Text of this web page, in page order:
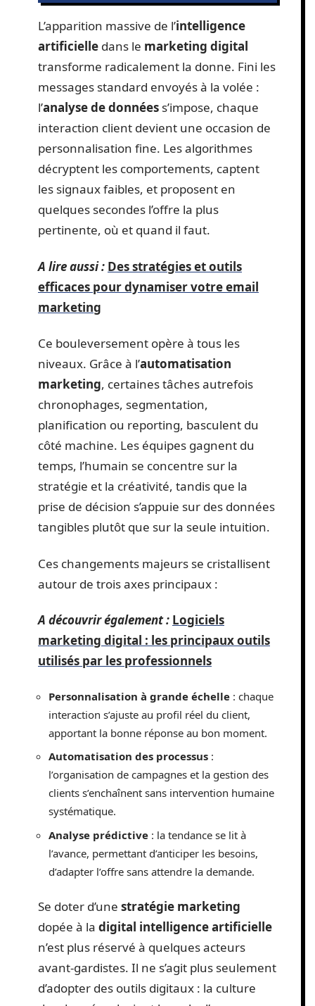
L’apparition massive de l’intelligence
artificielle dans le marketing digital
transforme radicalement la donne. Fini les
messages standard envoyés à la volée :
l’analyse de données s’impose, chaque
interaction client devient une occasion de
personnalisation fine. Les algorithmes
décryptent les comportements, captent
les signaux faibles, et proposent en
quelques secondes l’offre la plus
pertinente, où et quand il faut.
A lire aussi : Des stratégies et outils
efficaces pour dynamiser votre email
marketing
Ce bouleversement opère à tous les
niveaux. Grâce à l’automatisation
marketing, certaines tâches autrefois
chronophages, segmentation,
planification ou reporting, basculent du
côté machine. Les équipes gagnent du
temps, l’humain se concentre sur la
stratégie et la créativité, tandis que la
prise de décision s’appuie sur des données
tangibles plutôt que sur la seule intuition.
Ces changements majeurs se cristallisent
autour de trois axes principaux :
A découvrir également : Logiciels
marketing digital : les principaux outils
utilisés par les professionnels
Personnalisation à grande échelle : chaque
interaction s’ajuste au profil réel du client,
apportant la bonne réponse au bon moment.
Automatisation des processus :
l’organisation de campagnes et la gestion des
clients s’enchaînent sans intervention humaine
systématique.
Analyse prédictive : la tendance se lit à
l’avance, permettant d’anticiper les besoins,
d’adapter l’offre sans attendre la demande.
Se doter d’une stratégie marketing
dopée à la digital intelligence artificielle
n’est plus réservé à quelques acteurs
avant-gardistes. Il ne s’agit plus seulement
d’adopter des outils digitaux : la culture